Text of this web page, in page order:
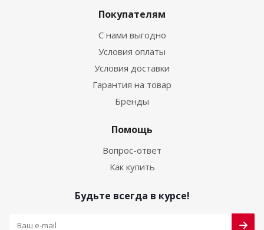
Покупателям
С нами выгодно
Условия оплаты
Условия доставки
Гарантия на товар
Бренды
Помощь
Вопрос-ответ
Как купить
Будьте всегда в курсе!